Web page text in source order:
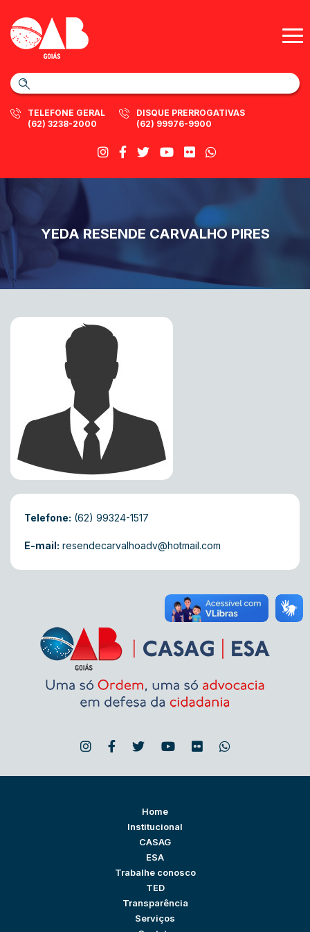
TELEFONE GERAL
(62) 3238-2000
DISQUE PRERROGATIVAS
(62) 99976-9900
YEDA RESENDE CARVALHO PIRES
Telefone: (62) 99324-1517
E-mail: resendecarvalhoadv@hotmail.com
Home
Institucional
CASAG
ESA
Trabalhe conosco
TED
Transparência
Serviços